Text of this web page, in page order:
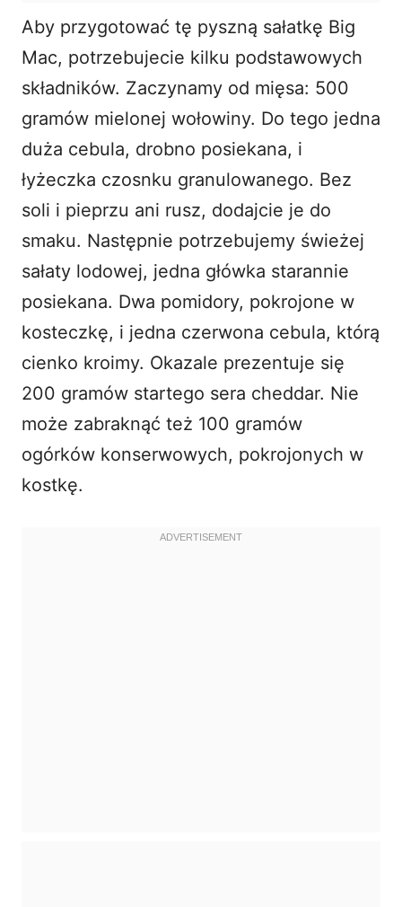
Aby przygotować tę pyszną sałatkę Big
Mac, potrzebujecie kilku podstawowych
składników. Zaczynamy od mięsa: 500
gramów mielonej wołowiny. Do tego jedna
duża cebula, drobno posiekana, i
łyżeczka czosnku granulowanego. Bez
soli i pieprzu ani rusz, dodajcie je do
smaku. Następnie potrzebujemy świeżej
sałaty lodowej, jedna główka starannie
posiekana. Dwa pomidory, pokrojone w
kosteczkę, i jedna czerwona cebula, którą
cienko kroimy. Okazale prezentuje się
200 gramów startego sera cheddar. Nie
może zabraknąć też 100 gramów
ogórków konserwowych, pokrojonych w
kostkę.